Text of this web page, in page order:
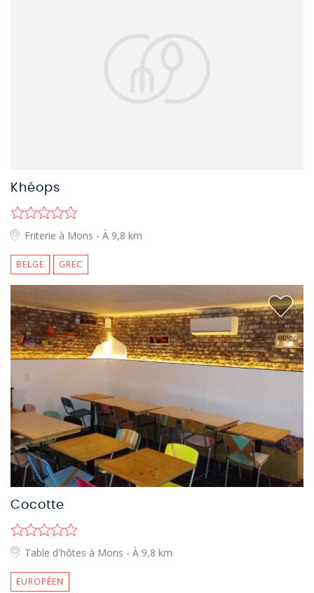
Khéops
Friterie à Mons - À 9,8 km
BELGE GREC
Cocotte
Table d'hôtes à Mons - À 9,8 km
EUROPÉEN